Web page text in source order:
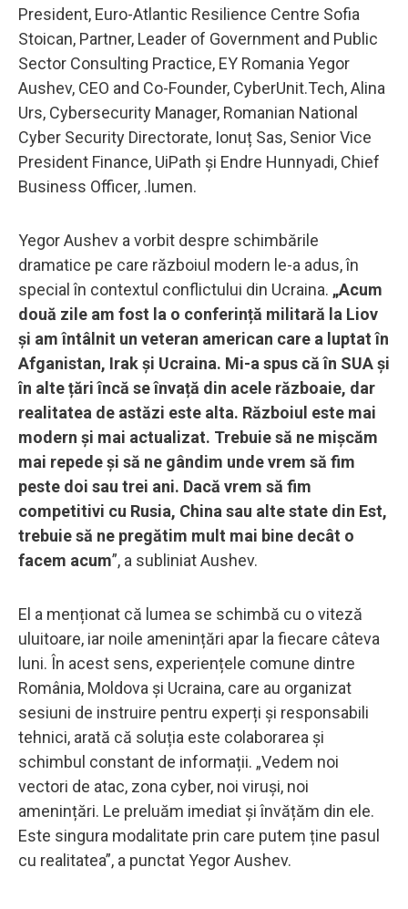
President, Euro-Atlantic Resilience Centre Sofia
Stoican, Partner, Leader of Government and Public
Sector Consulting Practice, EY Romania Yegor
Aushev, CEO and Co-Founder, CyberUnit.Tech, Alina
Urs, Cybersecurity Manager, Romanian National
Cyber Security Directorate, Ionuț Sas, Senior Vice
President Finance, UiPath și Endre Hunnyadi, Chief
Business Officer, .lumen.
Yegor Aushev a vorbit despre schimbările
dramatice pe care războiul modern le-a adus, în
special în contextul conflictului din Ucraina. „Acum
două zile am fost la o conferință militară la Liov
și am întâlnit un veteran american care a luptat în
Afganistan, Irak și Ucraina. Mi-a spus că în SUA și
în alte țări încă se învață din acele războaie, dar
realitatea de astăzi este alta. Războiul este mai
modern și mai actualizat. Trebuie să ne mișcăm
mai repede și să ne gândim unde vrem să fim
peste doi sau trei ani. Dacă vrem să fim
competitivi cu Rusia, China sau alte state din Est,
trebuie să ne pregătim mult mai bine decât o
facem acum”, a subliniat Aushev.
El a menționat că lumea se schimbă cu o viteză
uluitoare, iar noile amenințări apar la fiecare câteva
luni. În acest sens, experiențele comune dintre
România, Moldova și Ucraina, care au organizat
sesiuni de instruire pentru experți și responsabili
tehnici, arată că soluția este colaborarea și
schimbul constant de informații. „Vedem noi
vectori de atac, zona cyber, noi viruși, noi
amenințări. Le preluăm imediat și învățăm din ele.
Este singura modalitate prin care putem ține pasul
cu realitatea”, a punctat Yegor Aushev.